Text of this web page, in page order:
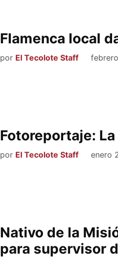
Flamenca local
por El Tecolote Staff
Fotoreportaje:
por El Tecolote Staff enero
Nativo de la
para supervisor